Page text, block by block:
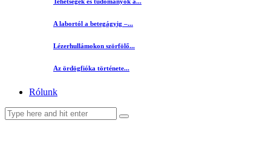
A labortól a betegágyig –...
Lézerhullámokon szörfölő...
Az ördögfióka története...
Rólunk